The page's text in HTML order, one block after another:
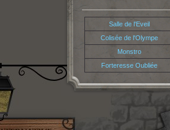
Salle de l'Eveil
Colisée de l'Olympe
Monstro
Forteresse Oubliée